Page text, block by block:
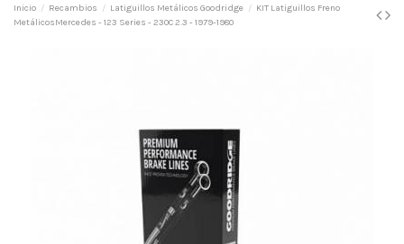
Inicio Recambios Latiguillos Metálicos Goodridge
KIT Latiguillos Freno
MetálicosMercedes - 123 Series - 230C 2.3 - 1979-1980